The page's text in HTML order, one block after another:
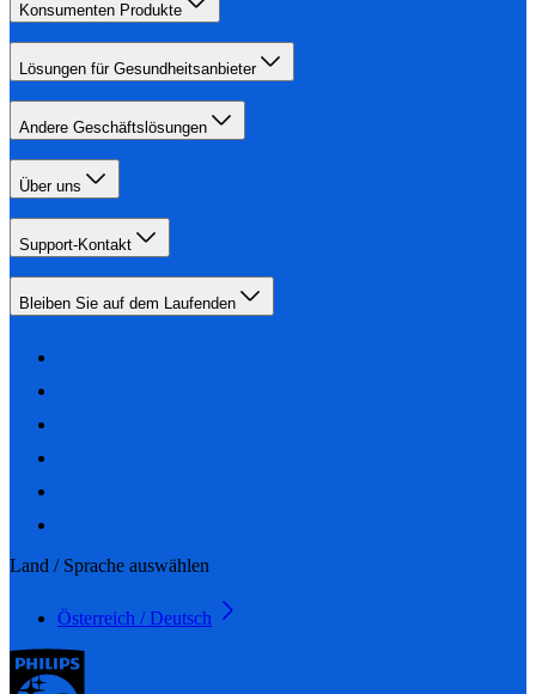
Konsumenten Produkte
Lösungen für Gesundheitsanbieter
Andere Geschäftslösungen
Über uns
Support-Kontakt
Bleiben Sie auf dem Laufenden
Land / Sprache auswählen
Österreich / Deutsch